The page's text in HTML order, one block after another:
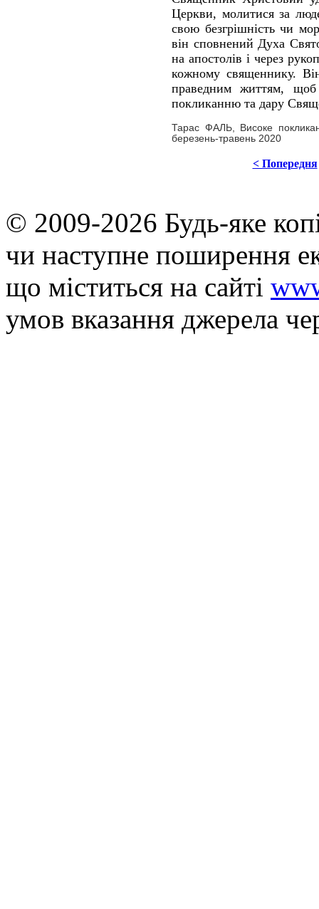
Церкви, молитися за
свою безгрішність чи
він сповнений Духа
на апостолів і через
кожному священнику.
праведним життям, щоб
покликанню та дару
Тарас ФАЛЬ, Високе
березень-травень 2020
< Попередня
© 2009-2026 Будь-яке
чи наступне поширення
що мiститься на сайті
умов вказання джерела